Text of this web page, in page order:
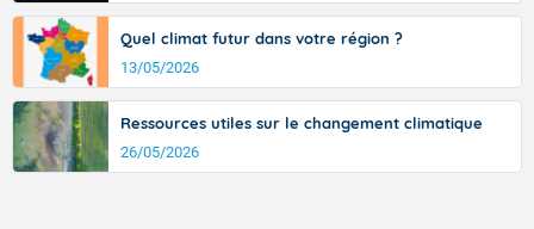
Quel climat futur dans votre région ?
13/05/2026
Ressources utiles sur le changement climatique
26/05/2026